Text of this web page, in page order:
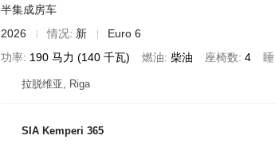
半集成房车
2026
情况 新
Euro 6
功率 190 马力 (140 千瓦) 燃油 柴油 座椅数 4
拉脱维亚, Riga
SIA Kemperi 365